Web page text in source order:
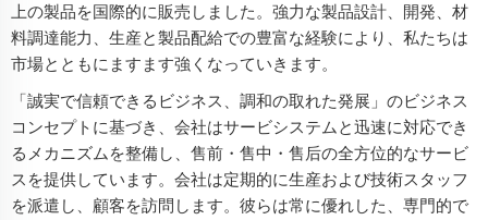
上の製品を国際的に販売しました。強力な製品設計、開発、材
料調達能力、生産と製品配給での豊富な経験により、私たちは
市場とともにますます強くなっていきます。
「誠実で信頼できるビジネス、調和の取れた発展」のビジネス
コンセプトに基づき、会社はサービシステムと迅速に対応でき
るメカニズムを整備し、售前・售中・售后の全方位的なサービ
スを提供しています。会社は定期的に生産および技術スタッフ
を派遣し、顧客を訪問します。彼らは常に優れした、専門的で